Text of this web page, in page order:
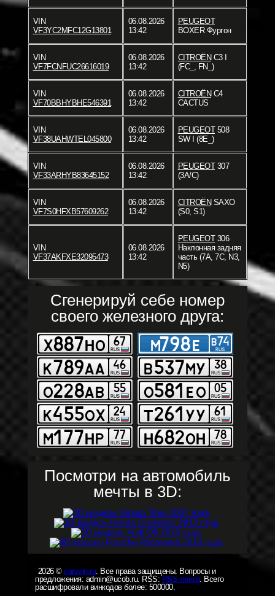
VIN
VF3YC2MFC12G13801
06.08.2026
13:42
PEUGEOT
BOXER Фургон
VIN
VF7FCNFUC26616019
06.08.2026
13:42
CITROËN C3 I
(FC_, FN_)
VIN
VF70BBHYBHE546391
06.08.2026
13:42
CITROËN C4
CACTUS
VIN
VF38UAHWTEL045800
06.08.2026
13:42
PEUGEOT508
SW I (8E_)
VIN
VF33ARHYB83645152
06.08.2026
13:42
PEUGEOT307
(3A/C)
VIN
VF7S0HFXB57609262
06.08.2026
13:42
CITROËN SAXO
(S0, S1)
VIN
VF37AKFXE32095473
06.08.2026
13:42
PEUGEOT306
Наклонная задняя
часть (7A, 7C, N3,
N5)
Сгенерируй себе номер
своего железного друга:
Посмотри на автомобиль
мечты в 3D:
2026 © carsvin.ru. Все права защищены. Вопросы и
предложения: admin@ucob.ru. RSS: RSS лента. Всего
расшифровали винкодов более: 500000.